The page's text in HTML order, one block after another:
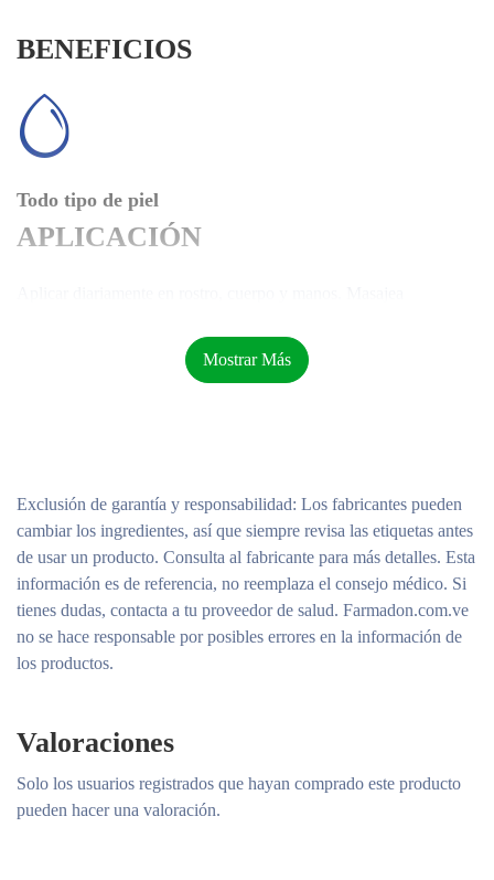
BENEFICIOS
Todo tipo de piel
APLICACIÓN
LISTA DE INGREDIENTES
Parfum., Geraniol, Hydroxycitronellal, Linalool, Citronellol,
Benzyl Benzoate, Cinnamyl Alcohol, Parfum
Panthenol
Mostrar Más
Exclusión de garantía y responsabilidad: Los fabricantes pueden
cambiar los ingredientes, así que siempre revisa las etiquetas antes
de usar un producto. Consulta al fabricante para más detalles. Esta
información es de referencia, no reemplaza el consejo médico. Si
tienes dudas, contacta a tu proveedor de salud. Farmadon.com.ve
no se hace responsable por posibles errores en la información de
los productos.
Valoraciones
Solo los usuarios registrados que hayan comprado este producto
pueden hacer una valoración.